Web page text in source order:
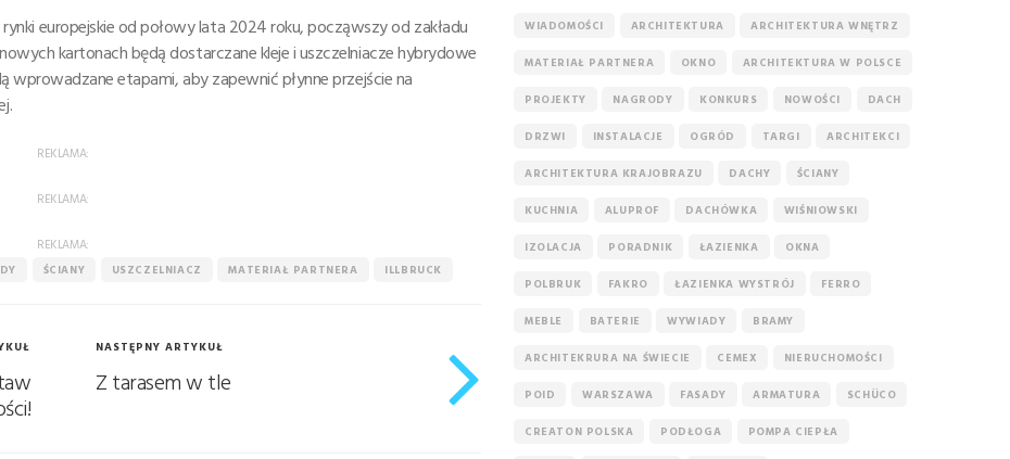
europejskie od połowy lata 2024 roku, począwszy od zakładu
kartonach będą dostarczane kleje i uszczelniacze hybrydowe
wprowadzane etapami, aby zapewnić płynne przejście na
REKLAMA:
REKLAMA:
REKLAMA:
ŚCIANY USZCZELNIACZ MATERIAŁ PARTNERA ILLBRUCK
NASTĘPNY ARTYKUŁ
Z tarasem w tle
WIADOMOŚCI ARCHITEKTURA ARCHITEKTURA WNĘTRZ
MATERIAŁ PARTNERA OKNO ARCHITEKTURA W POLSCE
PROJEKTY NAGRODY KONKURS NOWOŚCI DACH
DRZWI INSTALACJE OGRÓD TARGI ARCHITEKCI
ARCHITEKTURA KRAJOBRAZU DACHY ŚCIANY
KUCHNIA ALUPROF DACHÓWKA WIŚNIOWSKI
IZOLACJA PORADNIK ŁAZIENKA OKNA
POLBRUK FAKRO ŁAZIENKA WYSTRÓJ FERRO
MEBLE BATERIE WYWIADY BRAMY
ARCHITEKRURA NA ŚWIECIE CEMEX NIERUCHOMOŚCI
POID WARSZAWA FASADY ARMATURA SCHÜCO
CREATON POLSKA PODŁOGA POMPA CIEPŁA